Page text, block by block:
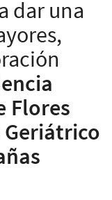
dar una
Flores
Geriátrico